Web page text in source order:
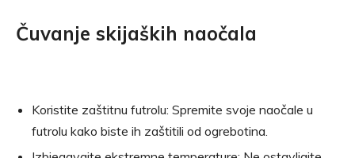
Čuvanje skijaških naočala
Koristite zaštitnu futrolu: Spremite svoje naočale u
futrolu kako biste ih zaštitili od ogrebotina.